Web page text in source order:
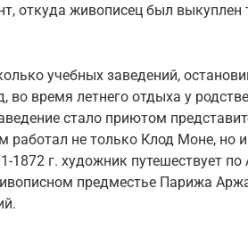
откуда живописец был выкуплен
учебных заведений,
во время летнего отдыха у
стало приютом
работал не только Клод Моне, но и
г. художник путешествует по
предместье Парижа